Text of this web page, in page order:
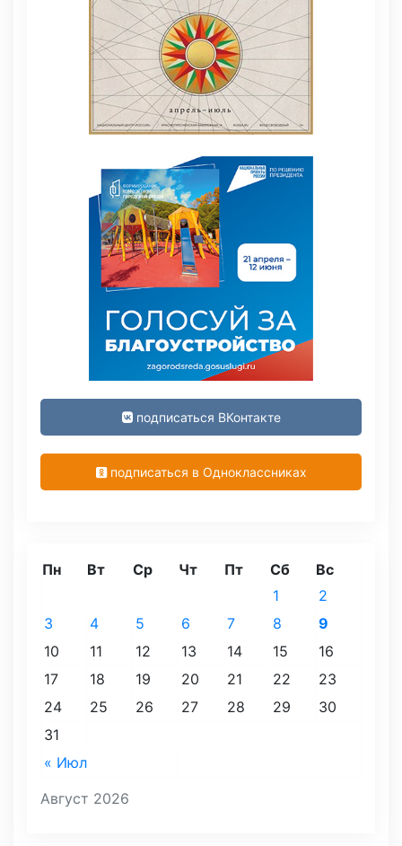
подписаться ВКонтакте
подписаться в Одноклассниках
Август 2026
Пн Вт Ср Чт Пт Сб Вс
« Июл
1
2
3
4 5 6 7 8
9
10
11 12 13 14 15
16
17
18 19 20 21 22
23
24
25 26 27 28 29
30
31